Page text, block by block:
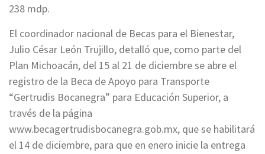
238 mdp.
El coordinador nacional de Becas para el Bienestar,
Julio César León Trujillo, detalló que, como parte del
Plan Michoacán, del 15 al 21 de diciembre se abre el
registro de la Beca de Apoyo para Transporte
“Gertrudis Bocanegra” para Educación Superior, a
través de la página
www.becagertrudisbocanegra.gob.mx, que se habilitará
el 14 de diciembre, para que en enero inicie la entrega